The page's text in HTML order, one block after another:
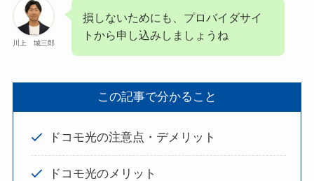
川上 城三郎
損しないためにも、プロバイダサイ
トから申し込みしましょうね
この記事で分かること
ドコモ光の注意点・デメリット
ドコモ光のメリット